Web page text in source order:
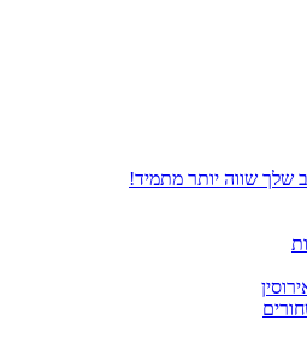
שלך שווה יותר מתמיד!